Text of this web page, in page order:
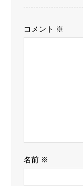
コメント ※
名前 ※